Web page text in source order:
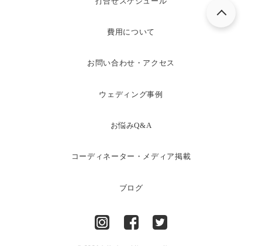
費用について
お問い合わせ・アクセス
ウェディング事例
お悩みQ&A
コーディネーター・メディア掲載
ブログ